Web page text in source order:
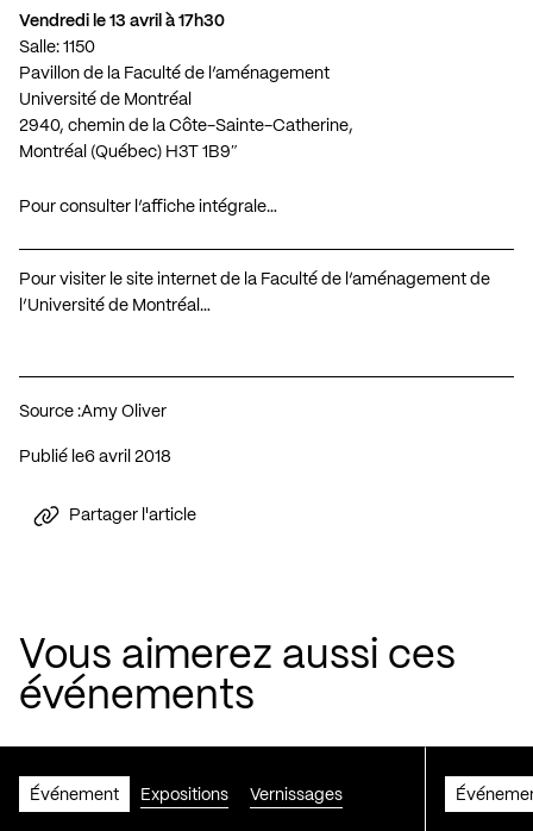
Vendredi le 13 avril à 17h30
Salle: 1150
Pavillon de la Faculté de l’aménagement
Université de Montréal
2940, chemin de la Côte-Sainte-Catherine,
Montréal (Québec) H3T 1B9″
Pour consulter l’affiche intégrale…
Pour visiter le site internet de la Faculté de l’aménagement de
l’Université de Montréal…
Source :Amy Oliver
Publié le 6 avril 2018
Partager l'article
Vous aimerez aussi ces
événements
Événement Expositions Vernissages